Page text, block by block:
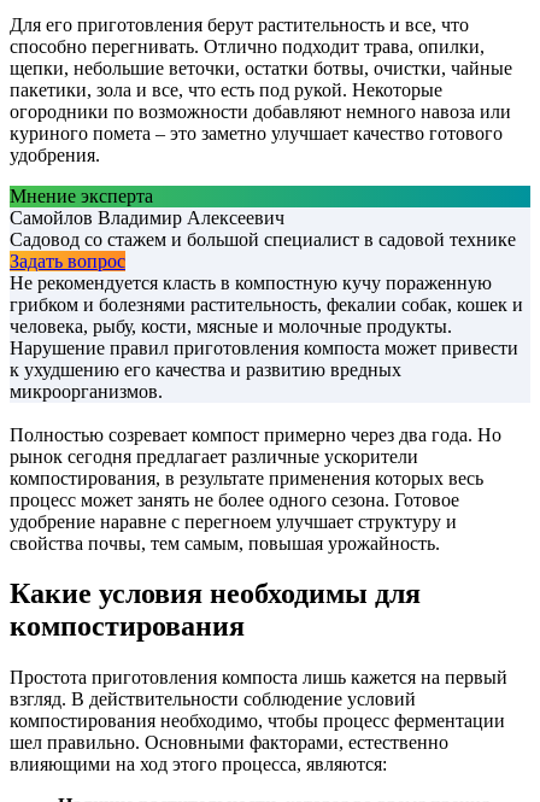
Для его приготовления берут растительность и все, что
способно перегнивать. Отлично подходит трава, опилки,
щепки, небольшие веточки, остатки ботвы, очистки, чайные
пакетики, зола и все, что есть под рукой. Некоторые
огородники по возможности добавляют немного навоза или
куриного помета – это заметно улучшает качество готового
удобрения.
Мнение эксперта
Самойлов Владимир Алексеевич
Садовод со стажем и большой специалист в садовой технике
Задать вопрос
Не рекомендуется класть в компостную кучу пораженную
грибком и болезнями растительность, фекалии собак, кошек и
человека, рыбу, кости, мясные и молочные продукты.
Нарушение правил приготовления компоста может привести
к ухудшению его качества и развитию вредных
микроорганизмов.
Полностью созревает компост примерно через два года. Но
рынок сегодня предлагает различные ускорители
компостирования, в результате применения которых весь
процесс может занять не более одного сезона. Готовое
удобрение наравне с перегноем улучшает структуру и
свойства почвы, тем самым, повышая урожайность.
Какие условия необходимы для
компостирования
Простота приготовления компоста лишь кажется на первый
взгляд. В действительности соблюдение условий
компостирования необходимо, чтобы процесс ферментации
шел правильно. Основными факторами, естественно
влияющими на ход этого процесса, являются: